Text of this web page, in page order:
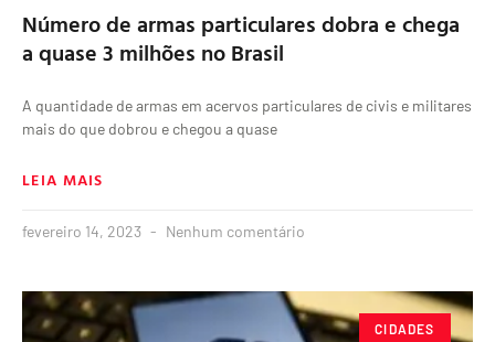
Número de armas particulares dobra e chega
a quase 3 milhões no Brasil
A quantidade de armas em acervos particulares de civis e militares
mais do que dobrou e chegou a quase
LEIA MAIS
fevereiro 14, 2023 Nenhum comentário
CIDADES